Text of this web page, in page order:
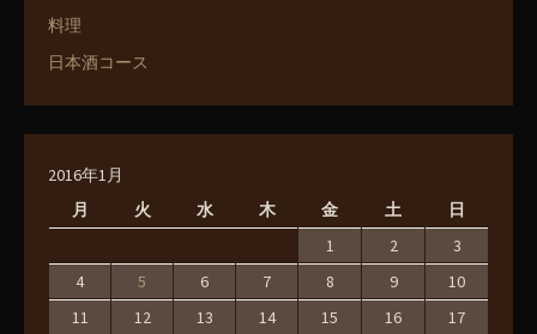
料理
日本酒コース
2016年1月
月
火 水 木 金 土 日
1 2
3
4
5 6 7 8 9
10
11
12 13 14 15 16
17